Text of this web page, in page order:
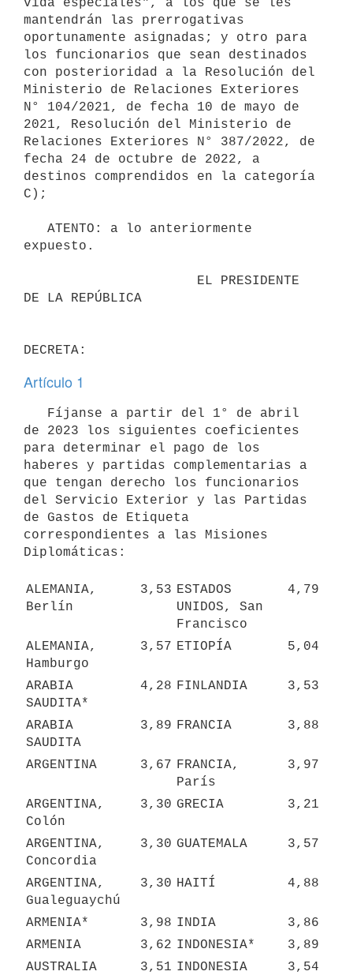
mantendrán las prerrogativas
oportunamente asignadas; y otro para
los funcionarios que sean destinados
con posterioridad a la Resolución del
Ministerio de Relaciones Exteriores
N° 104/2021, de fecha 10 de mayo de
2021, Resolución del Ministerio de
Relaciones Exteriores N° 387/2022, de
fecha 24 de octubre de 2022, a
destinos comprendidos en la categoría
C);
expuesto.
DE LA REPÚBLICA
Artículo 1
de 2023 los siguientes coeficientes
para determinar el pago de los
haberes y partidas complementarias a
que tengan derecho los funcionarios
del Servicio Exterior y las Partidas
de Gastos de Etiqueta
correspondientes a las Misiones
Diplomáticas:
ALEMANIA,
Berlín
3,53 ESTADOS
UNIDOS, San
Francisco
4,79
ALEMANIA,
Hamburgo
3,57 ETIOPÍA 5,04
ARABIA
SAUDITA*
4,28 FINLANDIA 3,53
ARABIA
SAUDITA
3,89 FRANCIA 3,88
ARGENTINA 3,67 FRANCIA,
París
3,97
ARGENTINA,
Colón
3,30 GRECIA 3,21
ARGENTINA,
Concordia
3,30 GUATEMALA 3,57
ARGENTINA,
Gualeguaychú
3,30 HAITÍ 4,88
ARMENIA* 3,98 INDIA
3,86
ARMENIA
3,62 INDONESIA*
3,89
AUSTRALIA
3,51 INDONESIA
3,54